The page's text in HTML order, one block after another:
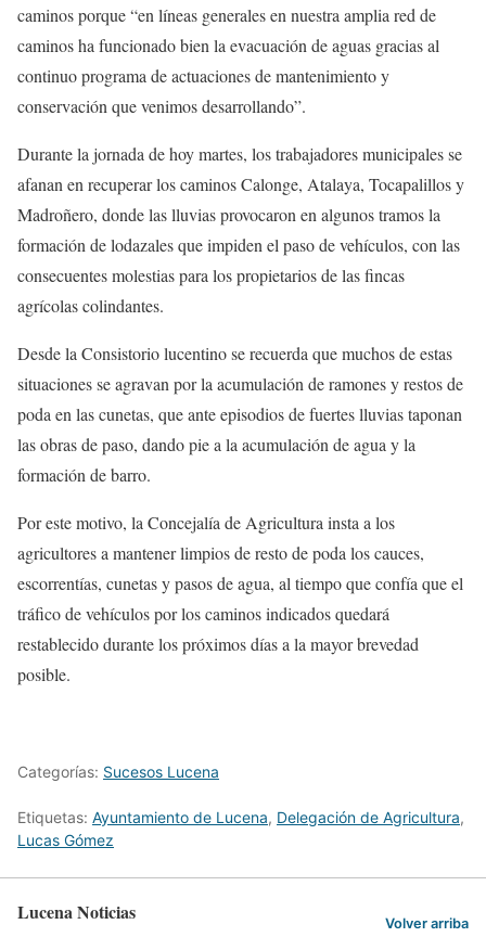
caminos porque “en líneas generales en nuestra amplia red de
caminos ha funcionado bien la evacuación de aguas gracias al
continuo programa de actuaciones de mantenimiento y
conservación que venimos desarrollando”.
Durante la jornada de hoy martes, los trabajadores municipales se
afanan en recuperar los caminos Calonge, Atalaya, Tocapalillos y
Madroñero, donde las lluvias provocaron en algunos tramos la
formación de lodazales que impiden el paso de vehículos, con las
consecuentes molestias para los propietarios de las fincas
agrícolas colindantes.
Desde la Consistorio lucentino se recuerda que muchos de estas
situaciones se agravan por la acumulación de ramones y restos de
poda en las cunetas, que ante episodios de fuertes lluvias taponan
las obras de paso, dando pie a la acumulación de agua y la
formación de barro.
Por este motivo, la Concejalía de Agricultura insta a los
agricultores a mantener limpios de resto de poda los cauces,
escorrentías, cunetas y pasos de agua, al tiempo que confía que el
tráfico de vehículos por los caminos indicados quedará
restablecido durante los próximos días a la mayor brevedad
posible.
Categorías: Sucesos Lucena
Etiquetas: Ayuntamiento de Lucena, Delegación de Agricultura,
Lucas Gómez
Lucena Noticias Volver arriba